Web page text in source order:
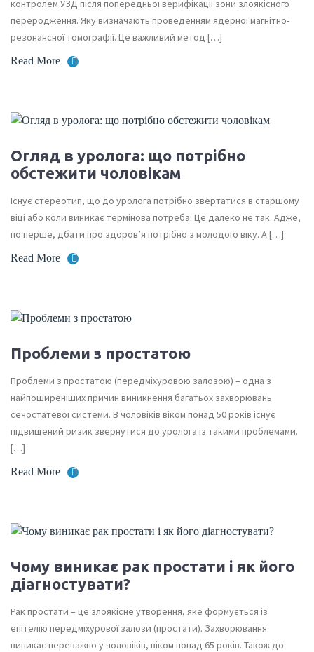
контролем УЗД після попередньої верифікації зони злоякісного
переродження. Яку визначають проведенням ядерної магнітно-
резонансної томографії. Це важливий метод […]
Read More
Огляд в уролога: що потрібно
обстежити чоловікам
Існує стереотип, що до уролога потрібно звертатися в старшому
віці або коли виникає термінова потреба. Це далеко не так. Адже,
по перше, дбати про здоров’я потрібно з молодого віку. А […]
Read More
Проблеми з простатою
Проблеми з простатою (передміхуровою залозою) – одна з
найпоширеніших причин виникнення багатьох захворювань
сечостатевої системи. В чоловіків віком понад 50 років існує
підвищений ризик звернутися до уролога із такими проблемами.
[…]
Read More
Чому виникає рак простати і як його
діагностувати?
Рак простати – це злоякісне утворення, яке формується із
епітелію передміхурової залози (простати). Захворювання
виникає переважно у чоловіків, віком понад 65 років. Також до